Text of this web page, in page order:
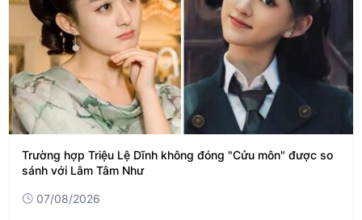
Trường hợp Triệu Lệ Dĩnh không đóng "Cửu môn" được so
sánh với Lâm Tâm Như
07/08/2026